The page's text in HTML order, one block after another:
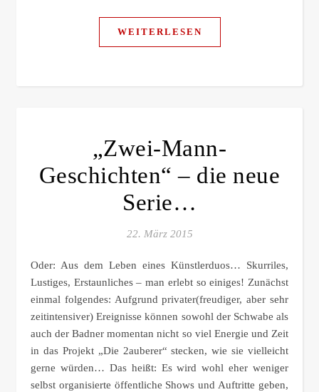
WEITERLESEN
„Zwei-Mann-
Geschichten“ – die neue
Serie…
22. März 2015
Oder: Aus dem Leben eines Künstlerduos… Skurriles,
Lustiges, Erstaunliches – man erlebt so einiges! Zunächst
einmal folgendes: Aufgrund privater(freudiger, aber sehr
zeitintensiver) Ereignisse können sowohl der Schwabe als
auch der Badner momentan nicht so viel Energie und Zeit
in das Projekt „Die 2auberer“ stecken, wie sie vielleicht
gerne würden… Das heißt: Es wird wohl eher weniger
selbst organisierte öffentliche Shows und Auftritte geben,